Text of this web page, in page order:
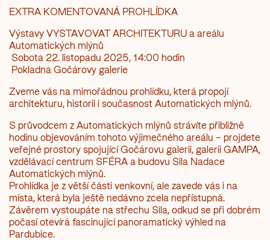
EXTRA KOMENTOVANÁ PROHLÍDKA
Výstavy VYSTAVOVAT ARCHITEKTURU a areálu
Automatických mlýnů
Sobota 22. listopadu 2025, 14:00 hodin
Pokladna Gočárovy galerie
Zveme vás na mimořádnou prohlídku, která propojí
architekturu, historii i současnost Automatických mlýnů.
S průvodcem z Automatických mlýnů strávíte přibližně
hodinu objevováním tohoto výjimečného areálu – projdete
veřejné prostory spojující Gočárovu galerii, galerii GAMPA,
vzdělávací centrum SFÉRA a budovu Sila Nadace
Automatických mlýnů.
Prohlídka je z větší části venkovní, ale zavede vás i na
místa, která byla ještě nedávno zcela nepřístupná.
Závěrem vystoupáte na střechu Sila, odkud se při dobrém
počasí otevírá fascinující panoramatický výhled na
Pardubice.